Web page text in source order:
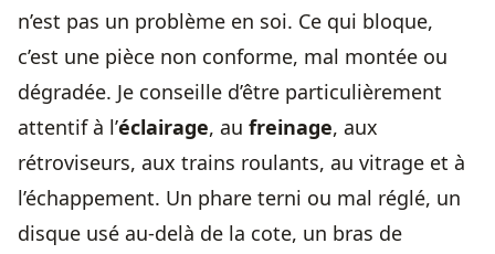
n’est pas un problème en soi. Ce qui bloque,
c’est une pièce non conforme, mal montée ou
dégradée. Je conseille d’être particulièrement
attentif à l’éclairage, au freinage, aux
rétroviseurs, aux trains roulants, au vitrage et à
l’échappement. Un phare terni ou mal réglé, un
disque usé au-delà de la cote, un bras de